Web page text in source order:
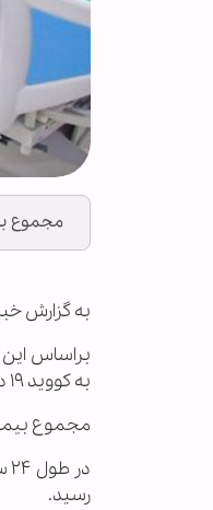
مجموع بیماران کووید ۱۹ در
به گزارش
به کووید ۱۹ در کشور شناسایی شد که ۴۱۹ نفر از آنها بستری شدند.
مجموع بیماران کووید ۱۹ در کشور به ۷
رسید.